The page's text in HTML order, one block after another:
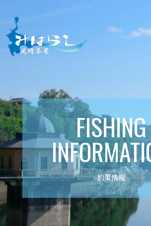
content
FISHING
釣果情報